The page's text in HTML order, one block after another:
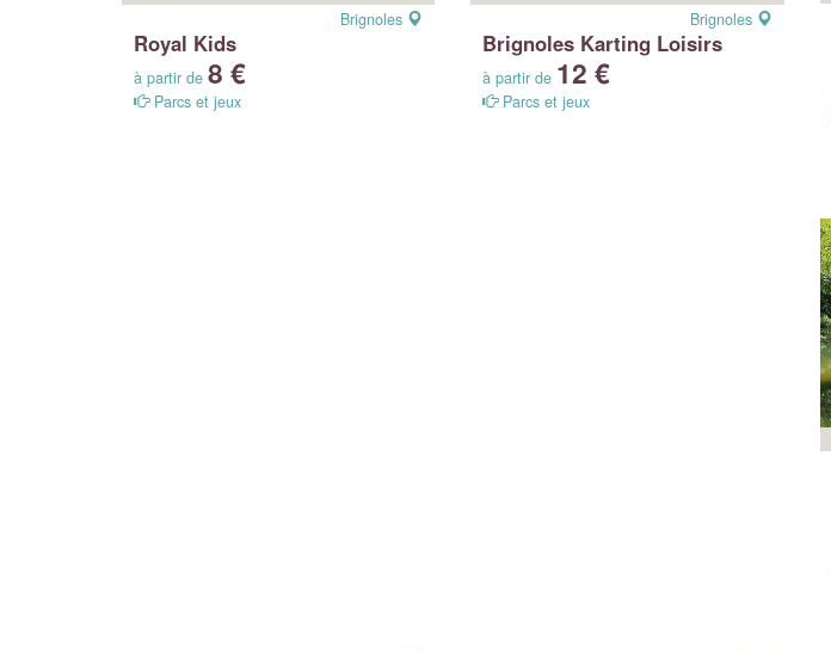
Brignoles
Royal Kids
à partir de 8 €
Parcs et jeux
Brignoles
Brignoles Karting Loisirs
à partir de 12 €
Parcs et jeux